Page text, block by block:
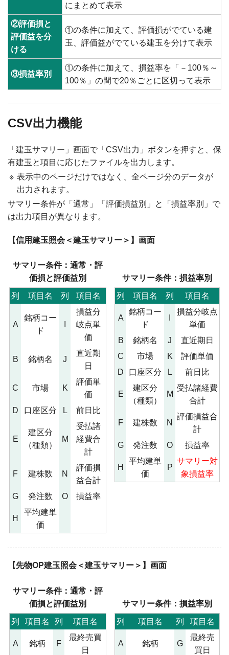
にまとめて表示
②評価損と
評価益を分
ける
①の条件に加えて、評価損がでている建
玉、評価益がでている建玉を分けて表示
③損益率別
①の条件に加えて、損益率を「－100％～
100％」の間で20％ごとに区切って表示
CSV出力機能
「建玉サマリー」画面で「CSV出力」ボタンを押すと、保
有建玉と項目に応じたファイルを出力します。
※ 表示中のページだけではなく、全ページ分のデータが
出力されます。
サマリー条件が「通常」「評価損益別」と「損益率別」で
は出力項目が異なります。
【信用建玉照会＜建玉サマリー＞】画面
サマリー条件：通常・評
価損と評価益別
サマリー条件：損益率別
列 項目名 列 項目名
A
銘柄コー
ド
損益分
岐点単
価
B 銘柄名 J
直近期
日
C 市場 K
評価単
価
D
口座区分 L 前日比
E
建区分
（種類）
M
受払諸
経費合
計
F 建株数 N
評価損
益合計
G
発注数 O 損益率
H
平均建単
価
列 項目名 列 項目名
A
銘柄コー
ド
損益分岐点
単価
B
銘柄名 J
直近期日
C
市場 K
評価単価
D
口座区分 L 前日比
E
建区分
（種類）
M
受払諸経費
合計
F 建株数 N
評価損益合
計
G
発注数 O 損益率
H
平均建単
価
P
サマリー対
象損益率
【先物OP建玉照会＜建玉サマリー＞】画面
サマリー条件：通常・評
価損と評価益別
サマリー条件：損益率別
列 項目名 列 項目名
A 銘柄 F
最終売買
日
列 項目名 列 項目名
A 銘柄 G
最終売
買日